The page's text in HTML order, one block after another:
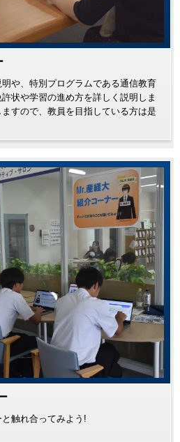
や、特別プログラムである通信教育
状や学習の進め方を詳しく説明しま
すので、教員を目指している方は是
触れ合ってみよう!